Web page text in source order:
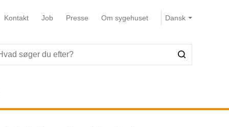
Kontakt Job Presse Om sygehuset